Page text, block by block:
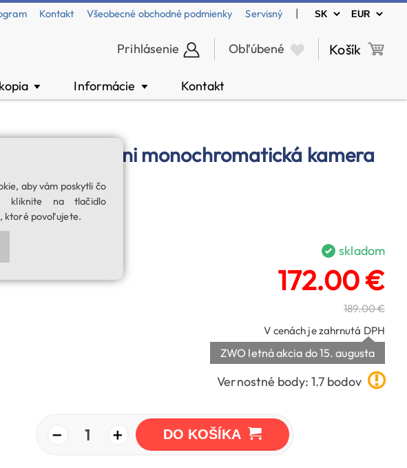
Kontakt Všeobecné obchodné podmienky Servisný |
Prihlásenie Obľúbené Košík
▼ Informácie ▼ Kontakt
ASI 120 MM mini monochromatická kamera
5.0 2 hodnotenie
skladom
172.00 €
189.00 €
V cenách je zahrnutá DPH
ZWO letná akcia do 15. augusta
Vernostné body: 1.7 bodov
− 1 + DO KOŠÍKA
aby vám poskytli čo
kliknite na tlačidlo
ktoré povoľujete.